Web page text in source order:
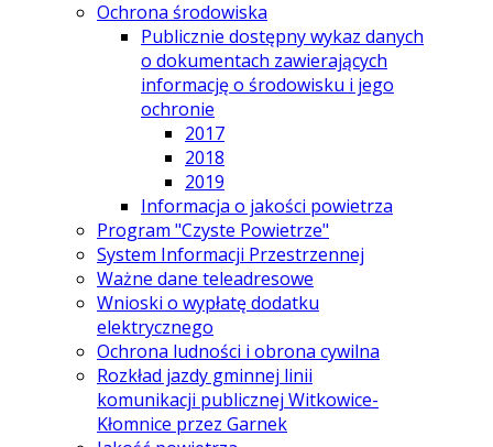
Ochrona środowiska
Publicznie dostępny wykaz danych
o dokumentach zawierających
informację o środowisku i jego
ochronie
2017
2018
2019
Informacja o jakości powietrza
Program "Czyste Powietrze"
System Informacji Przestrzennej
Ważne dane teleadresowe
Wnioski o wypłatę dodatku
elektrycznego
Ochrona ludności i obrona cywilna
Rozkład jazdy gminnej linii
komunikacji publicznej Witkowice-
Kłomnice przez Garnek